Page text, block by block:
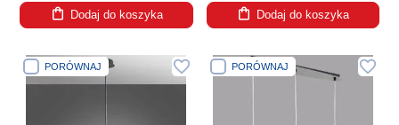
Dodaj do koszyka Dodaj do koszyka
PORÓWNAJ PORÓWNAJ